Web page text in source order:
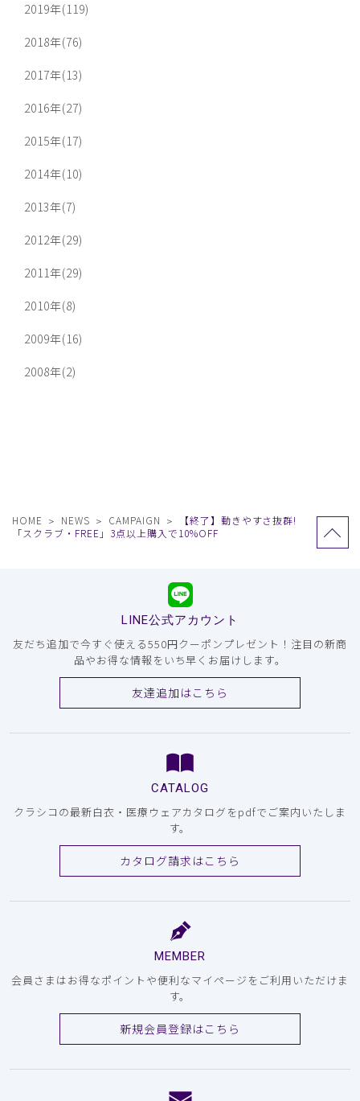
2019年(119)
2018年(76)
2017年(13)
2016年(27)
2015年(17)
2014年(10)
2013年(7)
2012年(29)
2011年(29)
2010年(8)
2009年(16)
2008年(2)
HOME NEWS CAMPAIGN
【終了】動きやすさ抜群!
「スクラブ・FREE」3点以上購入で10%OFF
LINE公式アカウント
友だち追加で今すぐ使える550円クーポンプレゼント！注目の新商
品やお得な情報をいち早くお届けします。
友達追加はこちら
CATALOG
クラシコの最新白衣・医療ウェアカタログをpdfでご案内いたしま
す。
カタログ請求はこちら
MEMBER
会員さまはお得なポイントや便利なマイページをご利用いただけま
す。
新規会員登録はこちら